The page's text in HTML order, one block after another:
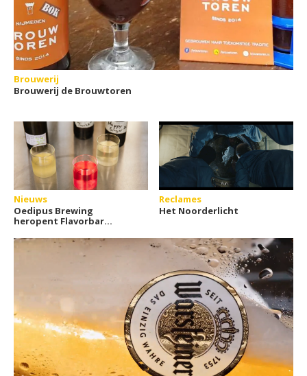
Brouwerij
Brouwerij de Brouwtoren
Nieuws
Oedipus Brewing
heropent Flavorbar
Reclames
Het Noorderlicht